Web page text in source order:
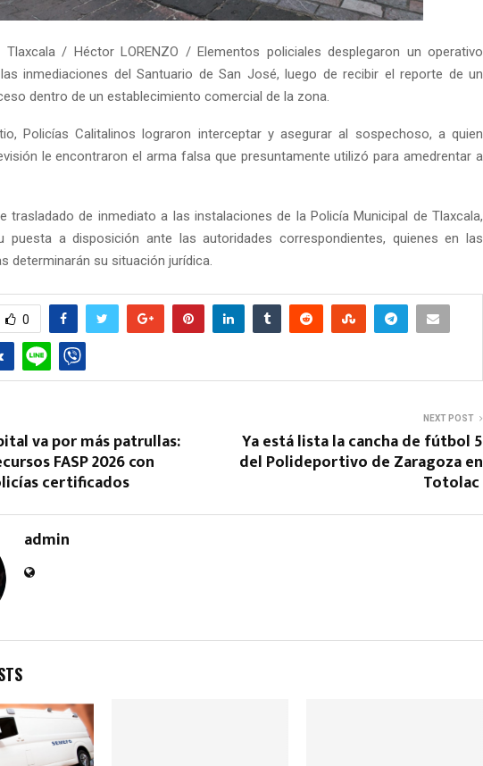
/ Héctor LORENZO / Elementos policiales desplegaron un operativo
inmediaciones del Santuario de San José, luego de recibir el reporte de un
dentro de un establecimiento comercial de la zona.
Policías Calitalinos lograron interceptar y asegurar al sospechoso, a quien
le encontraron el arma falsa que presuntamente utilizó para amedrentar a
trasladado de inmediato a las instalaciones de la Policía Municipal de Tlaxcala,
puesta a disposición ante las autoridades correspondientes, quienes en las
determinarán su situación jurídica.
0
va por más patrullas:
FASP 2026 con
certificados
NEXT POST
Ya está lista la cancha de fútbol 5
del Polideportivo de Zaragoza en
Totolac
admin